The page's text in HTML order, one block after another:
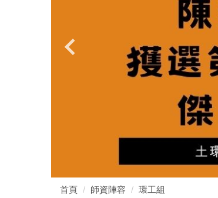
首頁 師資陣容 環工組